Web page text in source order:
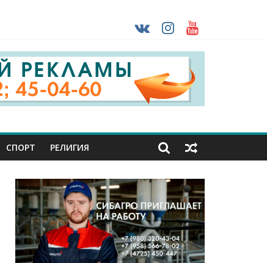
проходят практику в Старом Осколе
СПОРТ РЕЛИГИЯ